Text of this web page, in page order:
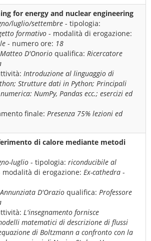
for energy and nuclear engineering
luglio/settembre - tipologia:
formativo - modalità di erogazione:
- numero ore: 18
Matteo D'Onorio qualifica: Ricercatore
Introduzione al linguaggio di
Strutture dati in Python; Principali
NumPy, Pandas ecc.; esercizi ed
finale: Presenza 75% lezioni ed
di calore mediante metodi
luglio - tipologia: riconducibile al
modalità di erogazione: Ex-cathedra -
Annunziata D'Orazio qualifica: Professore
L'insegnamento fornisce
matematici di descrizione di flussi
di Boltzmann a confronto con la